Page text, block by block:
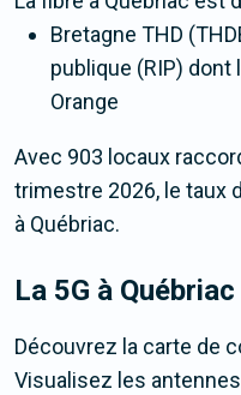
Bretagne THD
publique (RIP)
Orange
Avec 903 locaux
trimestre 2026, le taux
à Québriac.
La 5G à Québriac
Découvrez la carte de
Visualisez les